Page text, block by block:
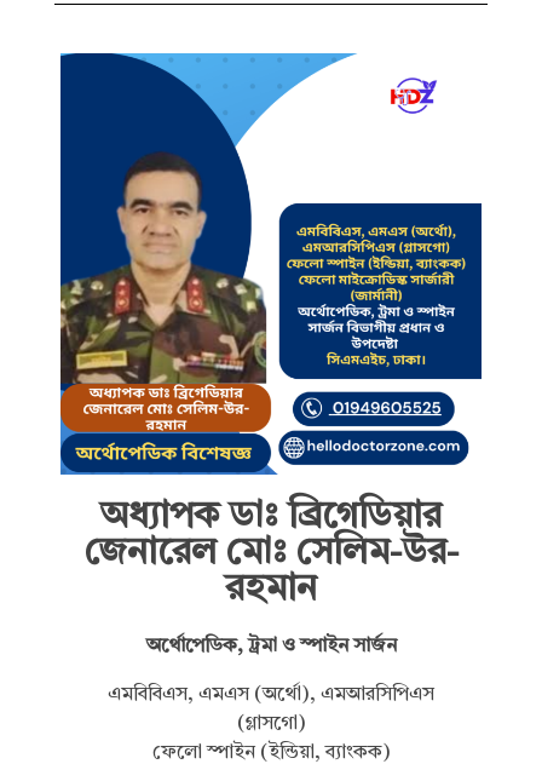
অধ্যাপক ডাঃ ব্রিগেডিয়ার
জেনারেল মোঃ সেলিম-উর-
রহমান
অর্থোপেডিক, ট্রমা ও স্পাইন সার্জন
এমবিবিএস, এমএস (অর্থো), এমআরসিপিএস
(গ্লাসগো)
ফেলো স্পাইন (ইন্ডিয়া, ব্যাংকক)